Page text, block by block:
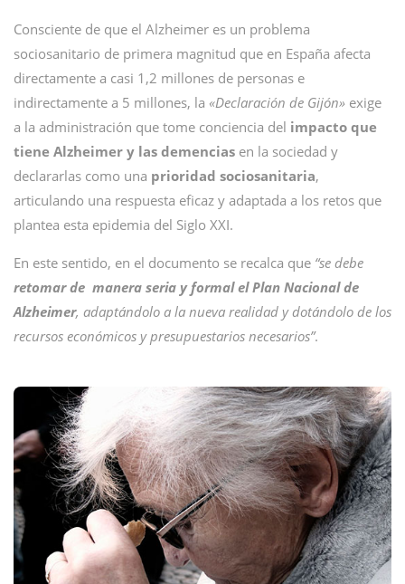
Consciente de que el Alzheimer es un problema
sociosanitario de primera magnitud que en España afecta
directamente a casi 1,2 millones de personas e
indirectamente a 5 millones, la «Declaración de Gijón» exige
a la administración que tome conciencia del impacto que
tiene Alzheimer y las demencias en la sociedad y
declararlas como una prioridad sociosanitaria,
articulando una respuesta eficaz y adaptada a los retos que
plantea esta epidemia del Siglo XXI.
En este sentido, en el documento se recalca que “se debe
retomar de manera seria y formal el Plan Nacional de
Alzheimer, adaptándolo a la nueva realidad y dotándolo de los
recursos económicos y presupuestarios necesarios”.